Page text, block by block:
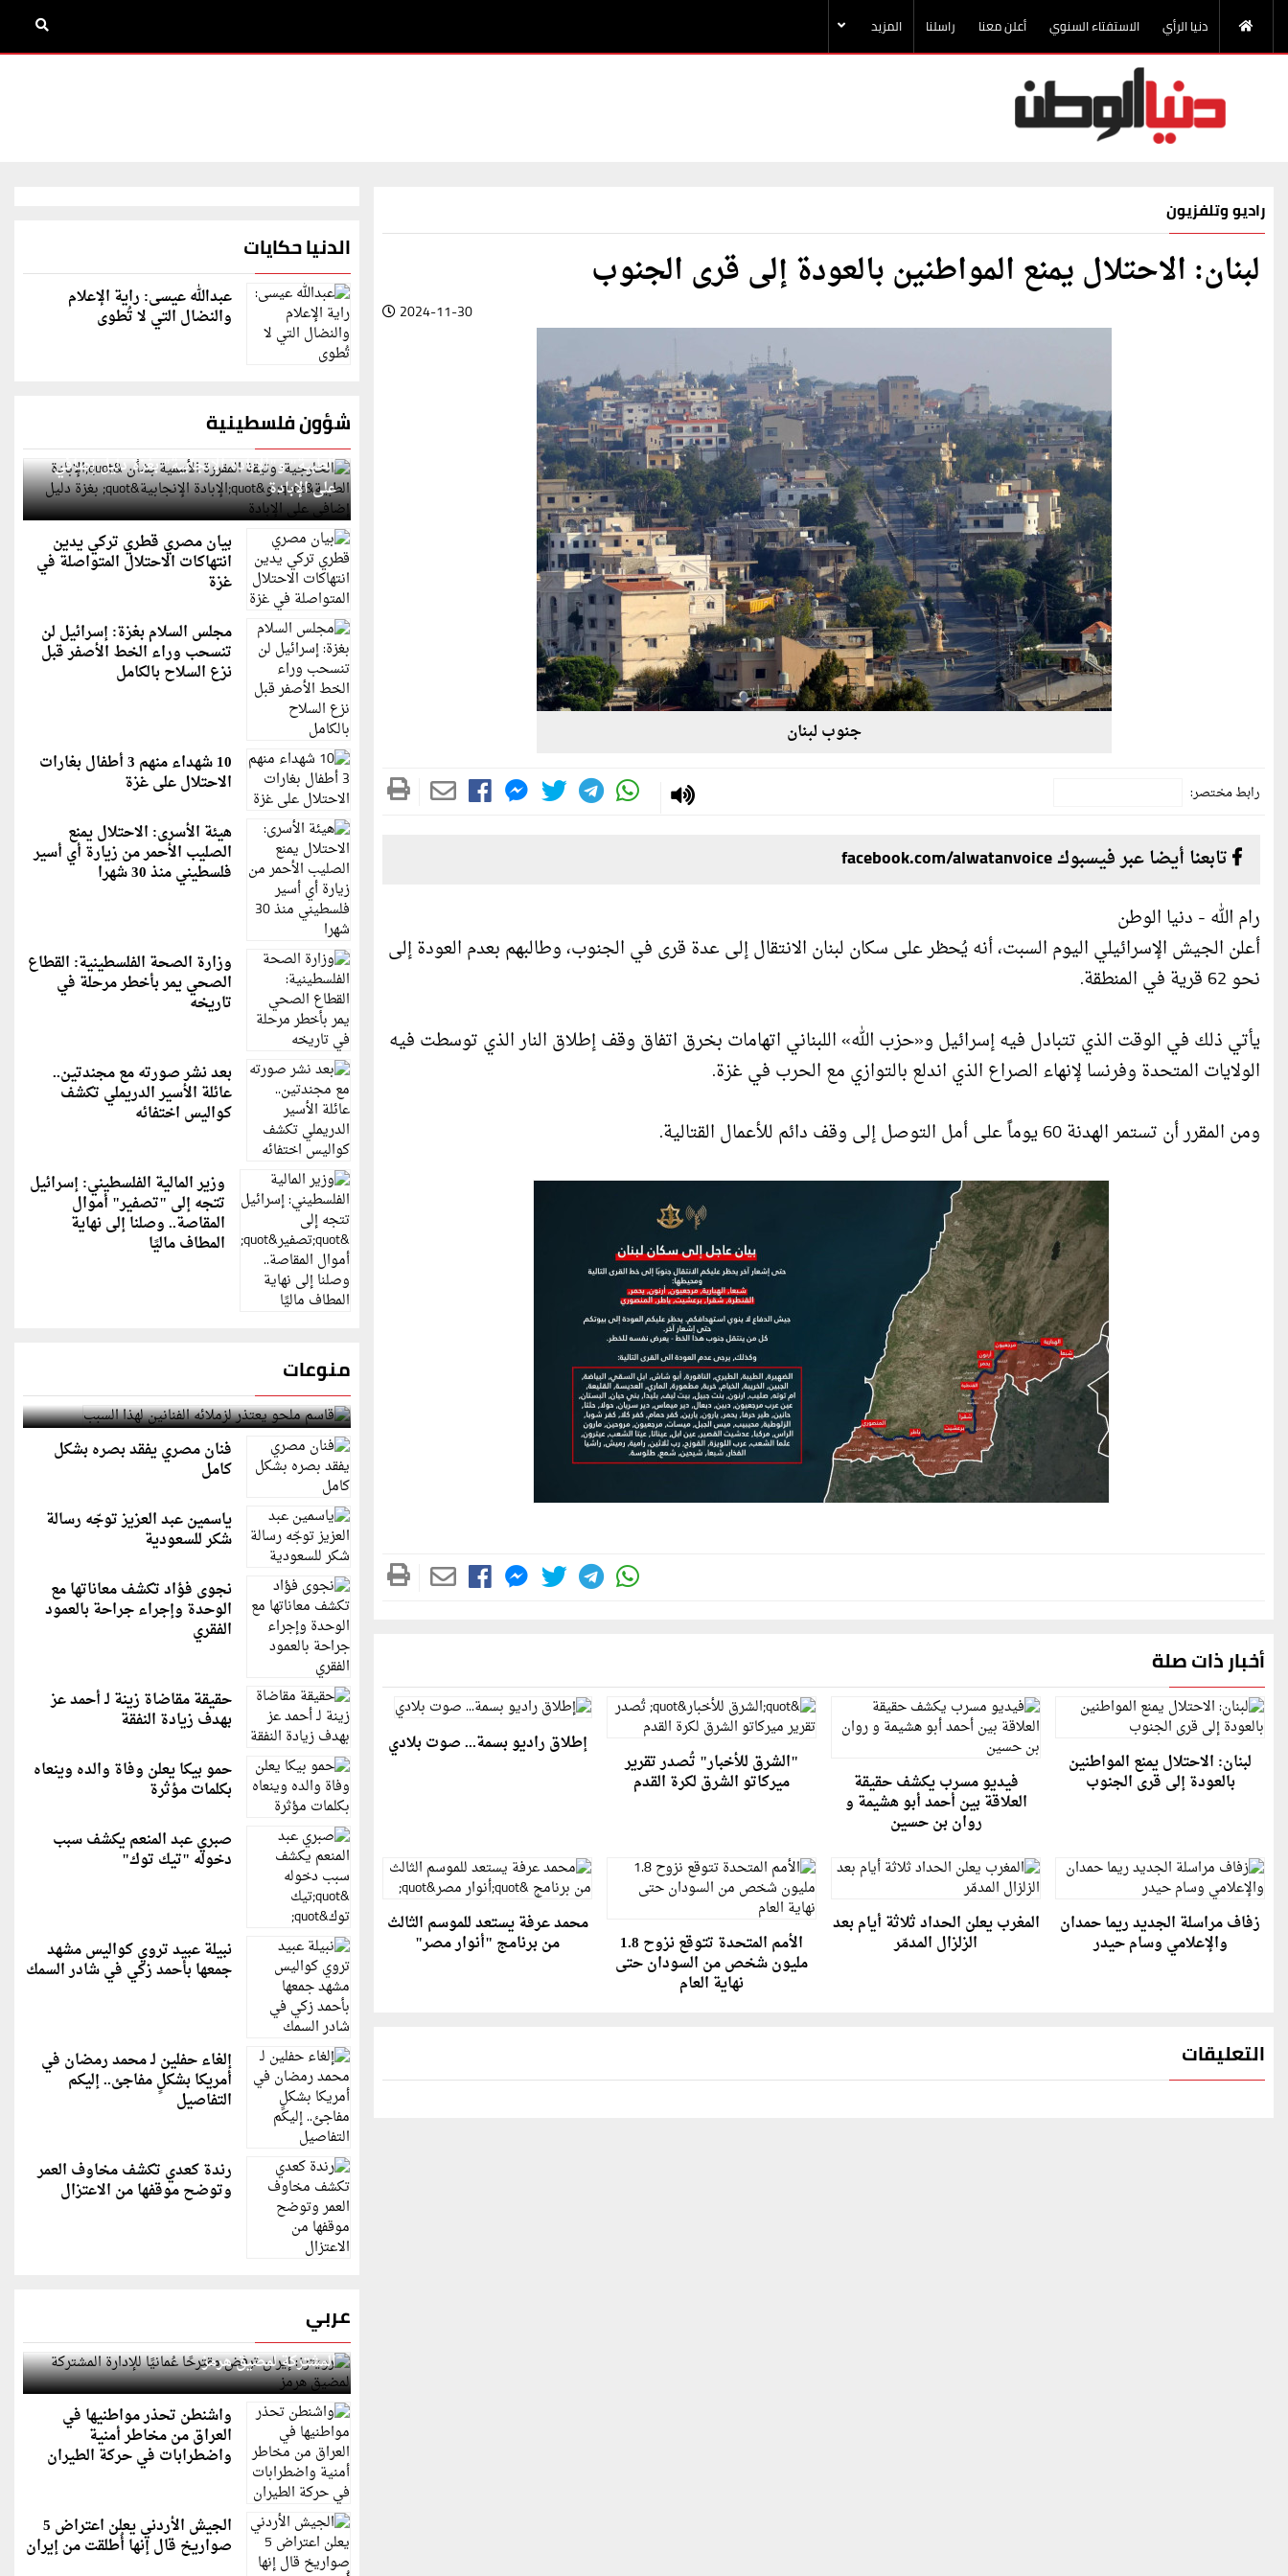
دنيا الرأي الاستفتاء السنوي أعلن معنا راسلنا المزيد
راديو وتلفزيون
لبنان: الاحتلال يمنع المواطنين بالعودة إلى قرى الجنوب
2024-11-30
جنوب لبنان
رابط مختصر:
تابعنا أيضا عبر فيسبوك facebook.com/alwatanvoice
رام الله - دنيا الوطن
أعلن الجيش الإسرائيلي اليوم السبت، أنه يُحظر على سكان لبنان الانتقال إلى عدة قرى في الجنوب، وطالبهم بعدم العودة إلى
نحو 62 قرية في المنطقة.
يأتي ذلك في الوقت الذي تتبادل فيه إسرائيل و«حزب الله» اللبناني اتهامات بخرق اتفاق وقف إطلاق النار الذي توسطت فيه
الولايات المتحدة وفرنسا لإنهاء الصراع الذي اندلع بالتوازي مع الحرب في غزة.
ومن المقرر أن تستمر الهدنة 60 يوماً على أمل التوصل إلى وقف دائم للأعمال القتالية.
أخبار ذات صلة
لبنان: الاحتلال يمنع المواطنين
بالعودة إلى قرى الجنوب فيديو مسرب يكشف حقيقة
العلاقة بين أحمد أبو هشيمة و
روان بن حسين
"الشرق للأخبار" تُصدر تقرير
ميركاتو الشرق لكرة القدم
إطلاق راديو بسمة... صوت بلادي
زفاف مراسلة الجديد ريما حمدان
والإعلامي وسام حيدر
المغرب يعلن الحداد ثلاثة أيام بعد
الزلزال المدمّر الأمم المتحدة تتوقع نزوح 1.8
مليون شخص من السودان حتى
نهاية العام
محمد عرفة يستعد للموسم الثالث
من برنامج "أنوار مصر"
التعليقات
الدنيا حكايات
عبدالله عيسى: راية الإعلام
والنضال التي لا تُطوى
شؤون فلسطينية
الخارجية: وثيقة المقررة الأممية بشأن "الإبادة
الطبية" و"الإبادة الإنجابية" بغزة دليل إضافي
على الإبادة
بيان مصري قطري تركي يدين
انتهاكات الاحتلال المتواصلة في
غزة
مجلس السلام بغزة: إسرائيل لن
تنسحب وراء الخط الأصفر قبل
نزع السلاح بالكامل
10 شهداء منهم 3 أطفال بغارات
الاحتلال على غزة
هيئة الأسرى: الاحتلال يمنع
الصليب الأحمر من زيارة أي أسير
فلسطيني منذ 30 شهرا
وزارة الصحة الفلسطينية: القطاع
الصحي يمر بأخطر مرحلة في
تاريخه
بعد نشر صورته مع مجندتين..
عائلة الأسير الدريملي تكشف
كواليس اختفائه
وزير المالية الفلسطيني: إسرائيل
تتجه إلى "تصفير" أموال
المقاصة.. وصلنا إلى نهاية
المطاف ماليًا
منوعات
قاسم ملحو يعتذر لزملائه الفنانين لهذا السبب
فنان مصري يفقد بصره بشكل
كامل
ياسمين عبد العزيز توجّه رسالة
شكر للسعودية
نجوى فؤاد تكشف معاناتها مع
الوحدة وإجراء جراحة بالعمود
الفقري
حقيقة مقاضاة زينة لـ أحمد عز
بهدف زيادة النفقة
حمو بيكا يعلن وفاة والده وينعاه
بكلمات مؤثرة
صبري عبد المنعم يكشف سبب
دخوله "تيك توك"
نبيلة عبيد تروي كواليس مشهد
جمعها بأحمد زكي في شادر السمك
إلغاء حفلين لـ محمد رمضان في
أمريكا بشكلٍ مفاجئ.. إليكم
التفاصيل
رندة كعدي تكشف مخاوف العمر
وتوضح موقفها من الاعتزال
عربي
رويترز: إيران ترفض مقترحًا عُمانيًا للإدارة
المشتركة لمضيق هرمز
واشنطن تحذر مواطنيها في
العراق من مخاطر أمنية
واضطرابات في حركة الطيران
الجيش الأردني يعلن اعتراض 5
صواريخ قال إنها أُطلقت من إيران